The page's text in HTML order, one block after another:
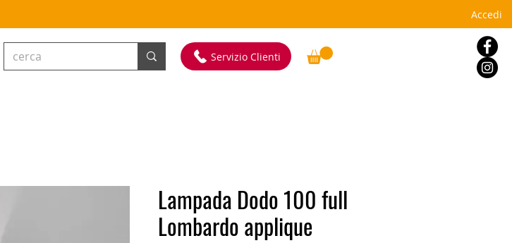
Accedi
Servizio Clienti
Lampada Dodo 100 full
Lombardo applique